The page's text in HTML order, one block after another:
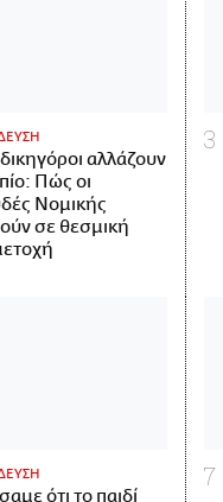
αλλάζουν
Πώς οι
Νομικής
σε θεσμική
ότι το παιδί